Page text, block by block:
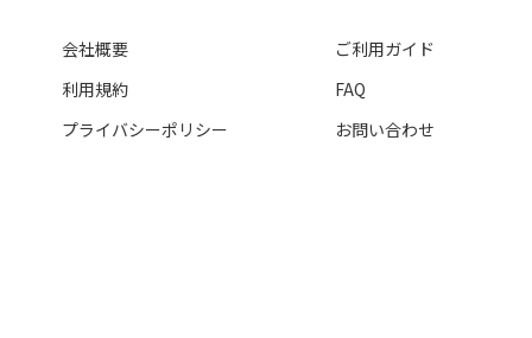
会社概要
利用規約
プライバシーポリシー
ご利用ガイド
FAQ
お問い合わせ